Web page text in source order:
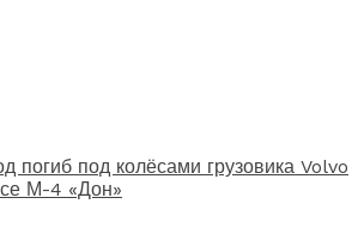
погиб под колёсами грузовика Volvo
М-4 «Дон»